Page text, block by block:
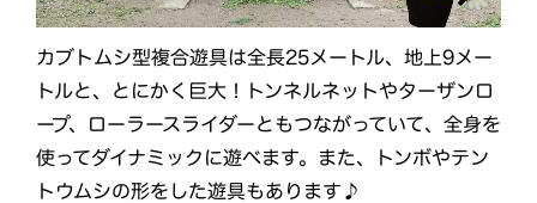
カブトムシ型複合遊具は全長25メートル、地上9メー
トルと、とにかく巨大！トンネルネットやターザンロ
ープ、ローラースライダーともつながっていて、全身を
使ってダイナミックに遊べます。また、トンボやテン
トウムシの形をした遊具もあります♪